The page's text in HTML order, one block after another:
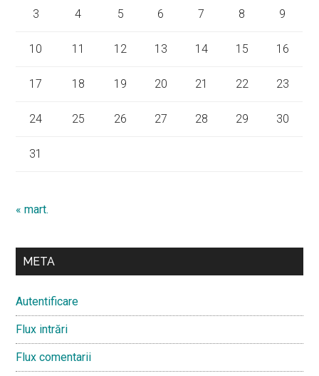
3 4 5 6 7 8 9
10 11 12 13 14 15 16
17 18 19 20 21 22 23
24 25 26 27 28 29 30
31
« mart.
META
Autentificare
Flux intrări
Flux comentarii